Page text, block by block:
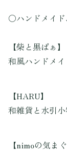
〇ハンドメイ
【柴と黒ばぁ】
和風ハンドメ
【HARU】
和雑貨と水引
【nimoの気ま